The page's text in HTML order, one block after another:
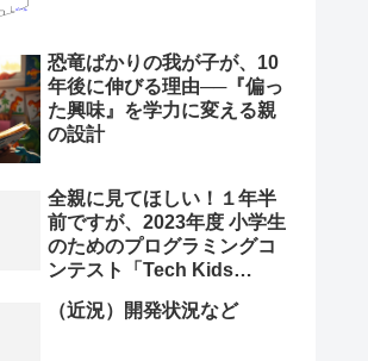
恐竜ばかりの我が子が、10
年後に伸びる理由──『偏っ
た興味』を学力に変える親
の設計
全親に見てほしい！１年半
前ですが、2023年度 小学生
のためのプログラミングコ
ンテスト「Tech Kids
勝プレゼン動画を紹介。プ
（近況）開発状況など